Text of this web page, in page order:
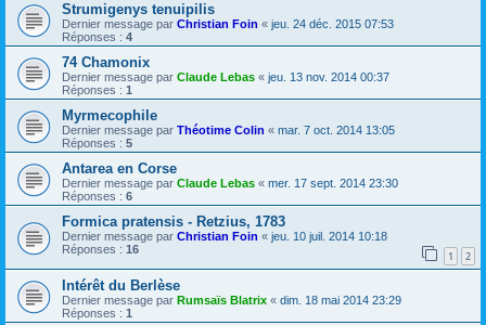
Strumigenys tenuipilis
Dernier message par Christian Foin « jeu. 24 déc. 2015 07:53
Réponses : 4
74 Chamonix
Dernier message par Claude Lebas « jeu. 13 nov. 2014 00:37
Réponses : 1
Myrmecophile
Dernier message par Théotime Colin « mar. 7 oct. 2014 13:05
Réponses : 5
Antarea en Corse
Dernier message par Claude Lebas « mer. 17 sept. 2014 23:30
Réponses : 6
Formica pratensis - Retzius, 1783
Dernier message par Christian Foin « jeu. 10 juil. 2014 10:18
Réponses : 16 1 2
Intérêt du Berlèse
Dernier message par Rumsaïs Blatrix « dim. 18 mai 2014 23:29
Réponses : 1